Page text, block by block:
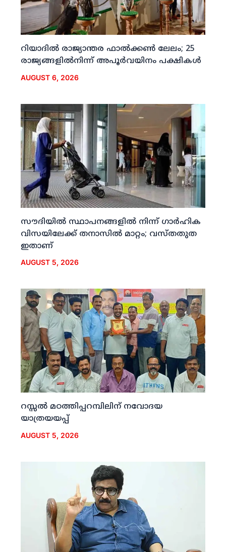
റിയാദില്‍ രാജ്യാന്തര ഫാല്‍ക്കണ്‍ ലേലം; 25
രാജ്യങ്ങളില്‍നിന്ന് അപൂര്‍വയിനം പക്ഷികള്‍
AUGUST 6, 2026
സൗദിയില്‍ സ്ഥാപനങ്ങളില്‍ നിന്ന് ഗാര്‍ഹിക
വിസയിലേക്ക് തനാസില്‍ മാറ്റം; വസ്തതുത
ഇതാണ്
AUGUST 5, 2026
റസ്സല്‍ മഠത്തിപ്പറമ്പിലിന് നവോദയ
യാത്രയയപ്പ്
AUGUST 5, 2026